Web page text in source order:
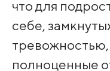
что для
себе,
тревожностью,
полноценные